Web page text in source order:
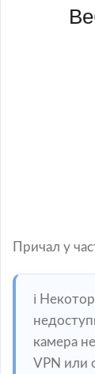
Причал у
ℹ️
камера
VPN или